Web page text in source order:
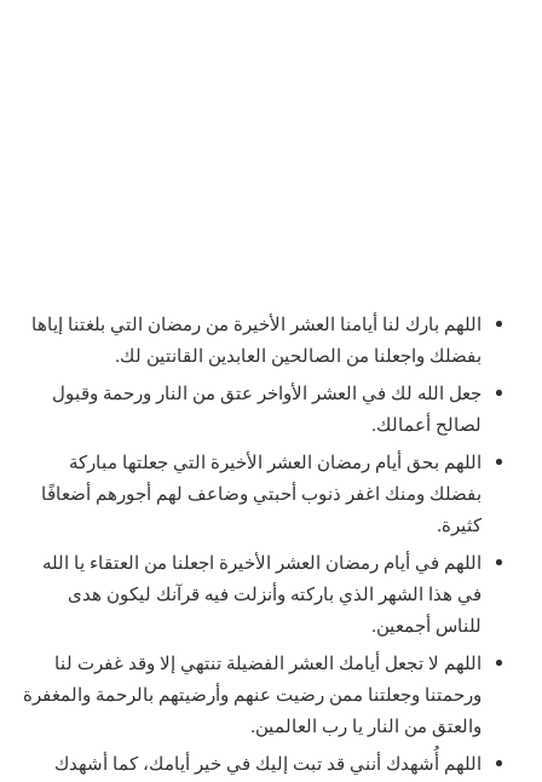
اللهم بارك لنا أيامنا العشر الأخيرة من رمضان التي بلغتنا إياها
بفضلك واجعلنا من الصالحين العابدين القانتين لك.
جعل الله لك في العشر الأواخر عتق من النار ورحمة وقبول
لصالح أعمالك.
اللهم بحق أيام رمضان العشر الأخيرة التي جعلتها مباركة
بفضلك ومنك اغفر ذنوب أحبتي وضاعف لهم أجورهم أضعافًا
كثيرة.
اللهم في أيام رمضان العشر الأخيرة اجعلنا من العتقاء يا الله
في هذا الشهر الذي باركته وأنزلت فيه قرآنك ليكون هدى
للناس أجمعين.
اللهم لا تجعل أيامك العشر الفضيلة تنتهي إلا وقد غفرت لنا
ورحمتنا وجعلتنا ممن رضيت عنهم وأرضيتهم بالرحمة والمغفرة
والعتق من النار يا رب العالمين.
اللهم أُشهدك أنني قد تبت إليك في خير أيامك، كما أشهدك